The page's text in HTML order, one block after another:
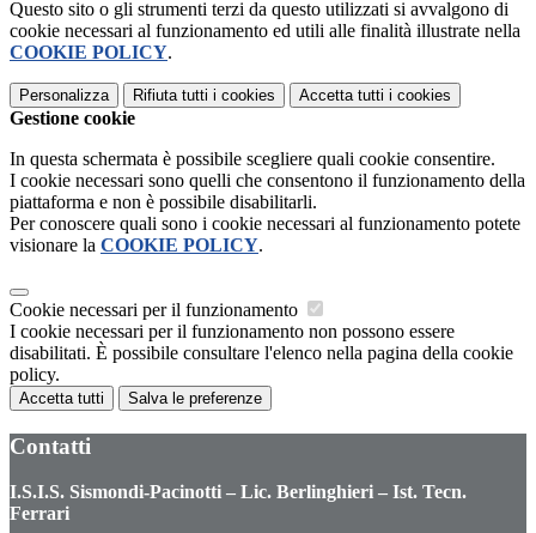
Questo sito o gli strumenti terzi da questo utilizzati si avvalgono di
cookie necessari al funzionamento ed utili alle finalità illustrate nella
COOKIE POLICY.
Personalizza Rifiuta tutti i cookies Accetta tutti i cookies
Gestione cookie
In questa schermata è possibile scegliere quali cookie consentire.
I cookie necessari sono quelli che consentono il funzionamento della
piattaforma e non è possibile disabilitarli.
Per conoscere quali sono i cookie necessari al funzionamento potete
visionare la COOKIE POLICY.
Cookie necessari per il funzionamento
I cookie necessari per il funzionamento non possono essere
disabilitati. È possibile consultare l'elenco nella pagina della cookie
policy.
Accetta tutti Salva le preferenze
Contatti
I.S.I.S. Sismondi-Pacinotti – Lic. Berlinghieri – Ist. Tecn.
Ferrari